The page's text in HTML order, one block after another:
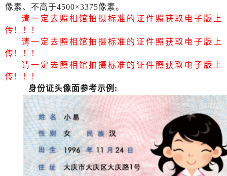
像素、不高于4500×3375像素。
请一定去照相馆拍摄标准的证件照获取电子版上
传！！！
请一定去照相馆拍摄标准的证件照获取电子版上
传！！！
请一定去照相馆拍摄标准的证件照获取电子版上
传！！！
身份证头像面参考示例 :